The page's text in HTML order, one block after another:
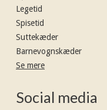
Legetid
Spisetid
Suttekæder
Barnevognskæder
Se mere
Social media